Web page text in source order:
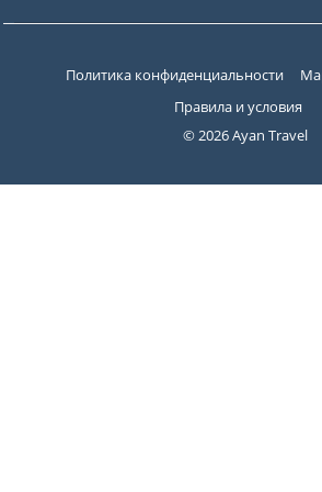
© 2026 Ayan Travel
Политика конфиденциальности
Правила и условия